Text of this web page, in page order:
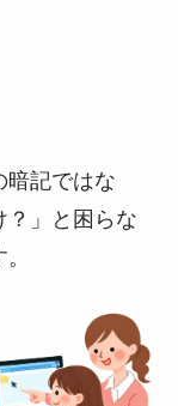
暗記ではな
？」と困らな